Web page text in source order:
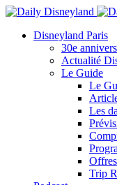
Disneyland Paris
30e
Actualité
Le Guide
Le
Les
Trip